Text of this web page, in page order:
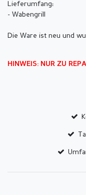
Lieferumfang:
- Wabengrill
Die Ware ist neu und
HINWEIS: NUR ZU